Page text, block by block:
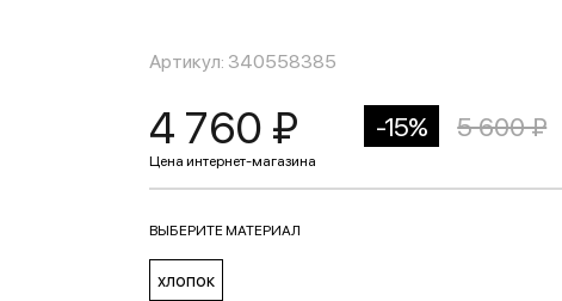
Артикул: 340558385
4 760 ₽ -15% 5 600 ₽
ВЫБЕРИТЕ МАТЕРИАЛ
хлопок